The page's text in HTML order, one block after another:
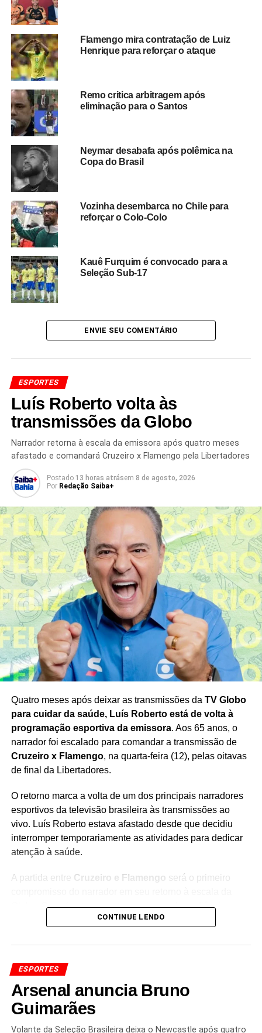
Ancelotti em colocá-lo em campo durante a competição.
ouvidos pelo veículo ressaltam quea estratégia de
preservar Endrick faz parte de um processo natural
de desenvolvimento
atleta e a responsabilidade envolvida em disputar
partidas de alto nível em um torneio mundial.
Durante entrevista coletiva que reuniu mais de uma
ao comentar a situação . O atacante afirmou que
considera a convocação uma grande conquista em sua
carreira e destacou sua confiança nas decisões da
A postura tranquila do jovem reforçou a imagem de um
atleta focado no trabalho e preparado para aproveitar as
torcida segue pedindo sua titularidade, Endrick
mantém o discurso de respeito às escolhas da
comissão técnica
A repercussão internacional evidencia o impacto que o
consolidando seu nome como uma das principais
promessas da nova geração do futebol mundial.
TÓPICOS RELACIONADOS
ATACANTE ENDRICK
CARLO ANCELOTTI
COPA DO MUNDO
ENDRICK
ENDRICK TITULAR
FUTEBOL BRASILEIRO
IMPRENSA DA NORUEGA
JORNAL VG
MEMES ENDRICK
NOVO PROTAGONISTA DA SELEÇÃO
PALMEIRAS
PROMESSA DO FUTEBOL
SELEÇÃO BRASILEIRA
TORCIDA BRASILEIRA
PRÓXIMO
Argentina supera Cabo Verde em jogo épico e
avança na Copa
NÃO PERCA
Hamilton lidera treino no GP da Grã-Bretanha
Flamengo mira contratação de Luiz
Henrique para reforçar o ataque
Remo critica arbitragem após
eliminação para o Santos
Neymar desabafa após polêmica na
Copa do Brasil
Vozinha desembarca no Chile para
reforçar o Colo-Colo
Kauê Furquim é convocado para a
Seleção Sub-17
ENVIE SEU COMENTÁRIO
ESPORTES
Luís Roberto volta às
transmissões da Globo
Narrador retorna à escala da emissora após quatro meses
afastado e comandará Cruzeiro x Flamengo pela Libertadores
Postado 13 horas atrásem 8 de agosto, 2026
Por Redação Saiba+
Quatro meses após deixar as transmissões da TV Globo
para cuidar da saúde, Luís Roberto está de volta à
programação esportiva da emissora. Aos 65 anos, o
narrador foi escalado para comandar a transmissão de
Cruzeiro x Flamengo, na quarta-feira (12), pelas oitavas
de final da Libertadores.
O retorno marca a volta de um dos principais narradores
esportivos da televisão brasileira às transmissões ao
vivo. Luís Roberto estava afastado desde que decidiu
interromper temporariamente as atividades para dedicar
atenção à saúde.
A partida entre Cruzeiro e Flamengo será o primeiro
Globo. O confronto promete reunir grande audiência por
colocar frente a frente dois clubes tradicionais do futebol
sul-americana.
Com décadas de experiência em grandes eventos
esportivos,Luís Roberto é conhecido por narrar
momentos importantes do futebol nacional e
internacional, além de possuir uma longa trajetória na
televisão brasileira.
CONTINUE LENDO
ESPORTES
Arsenal anuncia Bruno
Guimarães
Volante da Seleção Brasileira deixa o Newcastle após quatro